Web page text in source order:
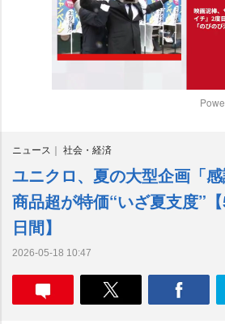
ニュース 社会・経済
ユニクロ、夏の大型企画「
商品超が特価“いざ夏支度”
日間】
2026-05-18 10:47